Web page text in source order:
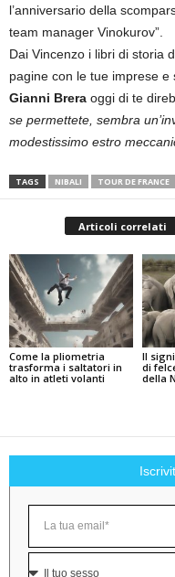
l’anniversario della
team manager Vinokurov”.
Dai Vincenzo i libri di storia
pagine con le tue imprese
Gianni Brera oggi di te
se permettete, sembra
modestissimo estro
TAGS NIBALI TOUR DE FRANCE
Articoli correlati
Come la pliometria
trasforma i saltatori in
alto in atleti volanti
Il
di
della